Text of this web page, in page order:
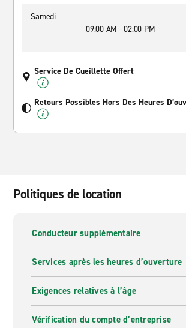
Samedi
09:00 AM - 02:00 PM
Service De Cueillette Offert
Retours Possibles Hors Des Heures
Politiques de location
Conducteur supplémentaire
Services après les heures d’ouverture
Exigences relatives à l’âge
Vérification du compte d’entreprise